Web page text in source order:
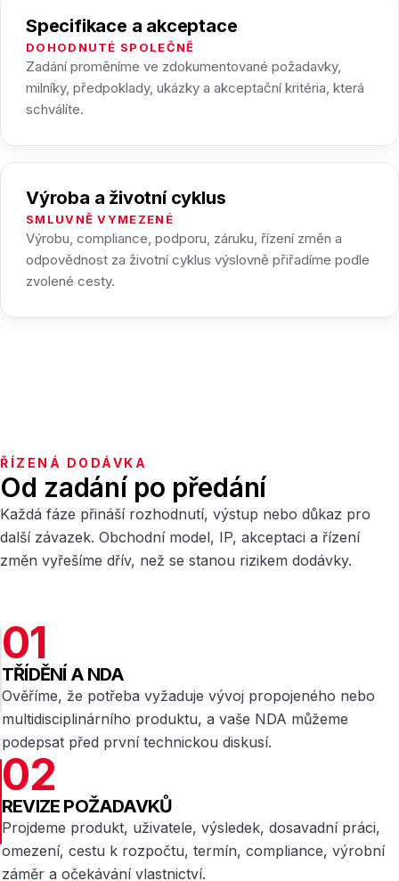
Specifikace a akceptace
DOHODNUTÉ SPOLEČNĚ
Zadání proměníme ve zdokumentované požadavky,
milníky, předpoklady, ukázky a akceptační kritéria, která
schválíte.
Výroba a životní cyklus
SMLUVNĚ VYMEZENÉ
Výrobu, compliance, podporu, záruku, řízení změn a
odpovědnost za životní cyklus výslovně přiřadíme podle
zvolené cesty.
ŘÍZENÁ DODÁVKA
Od zadání po předání
Každá fáze přináší rozhodnutí, výstup nebo důkaz pro
další závazek. Obchodní model, IP, akceptaci a řízení
změn vyřešíme dřív, než se stanou rizikem dodávky.
01
TŘÍDĚNÍ A NDA
Ověříme, že potřeba vyžaduje vývoj propojeného nebo
multidisciplinárního produktu, a vaše NDA můžeme
podepsat před první technickou diskusí.
02
REVIZE POŽADAVKŮ
Projdeme produkt, uživatele, výsledek, dosavadní práci,
omezení, cestu k rozpočtu, termín, compliance, výrobní
záměr a očekávání vlastnictví.